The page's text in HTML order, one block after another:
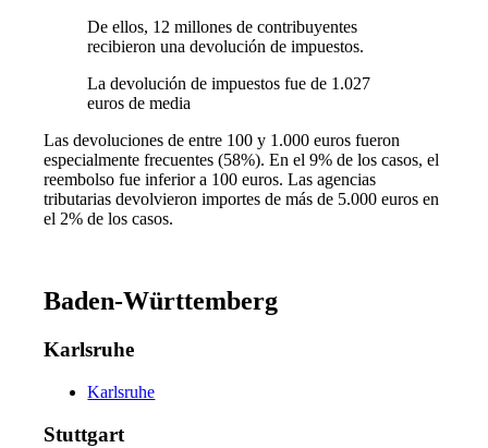
De ellos, 12 millones de contribuyentes
recibieron una devolución de impuestos.
La devolución de impuestos fue de 1.027
euros de media
Las devoluciones de entre 100 y 1.000 euros fueron
especialmente frecuentes (58%). En el 9% de los casos, el
reembolso fue inferior a 100 euros. Las agencias
tributarias devolvieron importes de más de 5.000 euros en
el 2% de los casos.
Baden-Württemberg
Karlsruhe
Karlsruhe
Stuttgart